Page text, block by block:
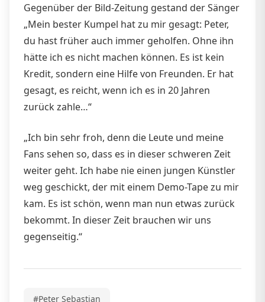
Gegenüber der Bild-Zeitung gestand der Sänger
„Mein bester Kumpel hat zu mir gesagt: Peter,
du hast früher auch immer geholfen. Ohne ihn
hätte ich es nicht machen können. Es ist kein
Kredit, sondern eine Hilfe von Freunden. Er hat
gesagt, es reicht, wenn ich es in 20 Jahren
zurück zahle…“
„Ich bin sehr froh, denn die Leute und meine
Fans sehen so, dass es in dieser schweren Zeit
weiter geht. Ich habe nie einen jungen Künstler
weg geschickt, der mit einem Demo-Tape zu mir
kam. Es ist schön, wenn man nun etwas zurück
bekommt. In dieser Zeit brauchen wir uns
gegenseitig.“
#Peter Sebastian